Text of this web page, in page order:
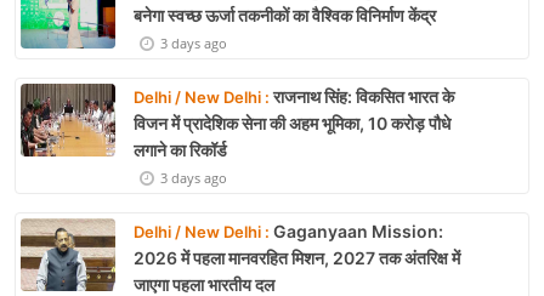
बनेगा स्वच्छ ऊर्जा तकनीकों का वैश्विक विनिर्माण केंद्र
3 days ago
Delhi / New Delhi :राजनाथ सिंह: विकसित भारत के
विजन में प्रादेशिक सेना की अहम भूमिका, 10 करोड़ पौधे
लगाने का रिकॉर्ड
3 days ago
Delhi / New Delhi : Gaganyaan Mission:
2026 में पहला मानवरहित मिशन, 2027 तक अंतरिक्ष में
जाएगा पहला भारतीय दल